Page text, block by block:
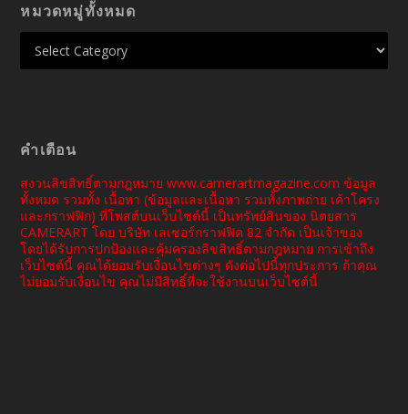
หมวดหมู่ทั้งหมด
คำเตือน
สงวนลิขสิทธิ์ตามกฎหมาย www.camerartmagazine.com ข้อมูล
ทั้งหมด รวมทั้ง เนื้อหา (ข้อมูลและเนื้อหา รวมทั้งภาพถ่าย เค้าโครง
และกราฟฟิก) ที่โพสต์บนเว็บไซต์นี้ เป็นทรัพย์สินของ นิตยสาร
CAMERART โดย บริษัท เลเซอร์กราฟฟิค 82 จำกัด เป็นเจ้าของ
โดยได้รับการปกป้องและคุ้มครองลิขสิทธิ์ตามกฎหมาย การเข้าถึง
เว็บไซต์นี้ คุณได้ยอมรับเงื่อนไขต่างๆ ดังต่อไปนี้ทุกประการ ถ้าคุณ
ไม่ยอมรับเงื่อนไข คุณไม่มีสิทธิ์ที่จะใช้งานบนเว็บไซต์นี้